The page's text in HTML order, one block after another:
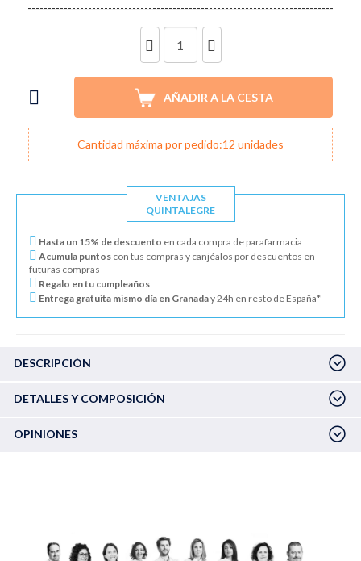
UNIDADES
AÑADIR A LA CESTA
Cantidad máxima por pedido:12 unidades
VENTAJAS
QUINTALEGRE
Hasta un 15% de descuento en cada compra de parafarmacia
Acumula puntos con tus compras y canjéalos por descuentos en
futuras compras
Regalo en tu cumpleaños
Entrega gratuita mismo día en Granaday 24h en resto de España*
DESCRIPCIÓN
DETALLES Y COMPOSICIÓN
OPINIONES